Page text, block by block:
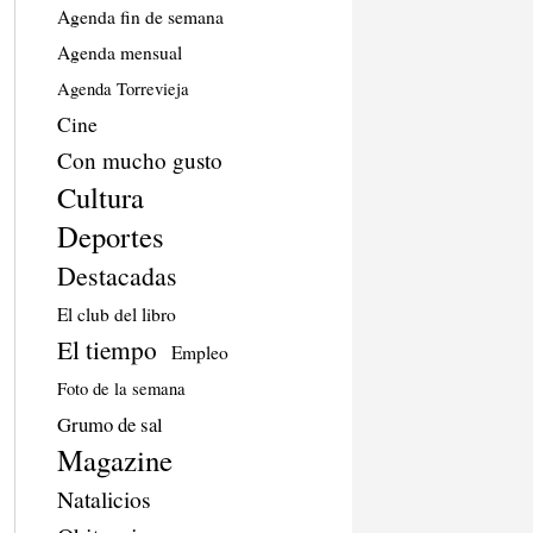
Agenda fin de semana
Agenda mensual
Agenda Torrevieja
Cine
Con mucho gusto
Cultura
Deportes
Destacadas
El club del libro
El tiempo Empleo
Foto de la semana
Grumo de sal
Magazine
Natalicios